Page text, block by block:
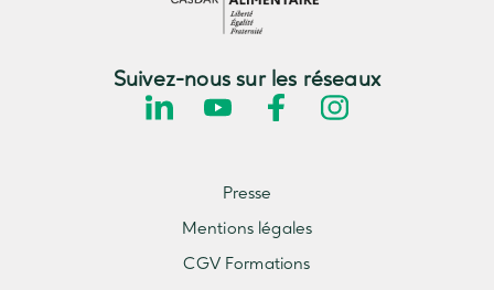
Suivez-nous sur les réseaux
Presse
Mentions légales
CGV Formations